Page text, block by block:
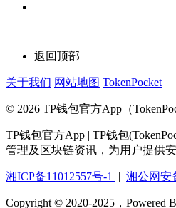
返回顶部
关于我们 网站地图 TokenPocket
© 2026 TP钱包官方App（
TP钱包官方App | TP钱包
管理及区块链资讯，为用户提供
湘ICP备11012557号-1 | 湘公网安
Copyright © 2020-2025，Powered